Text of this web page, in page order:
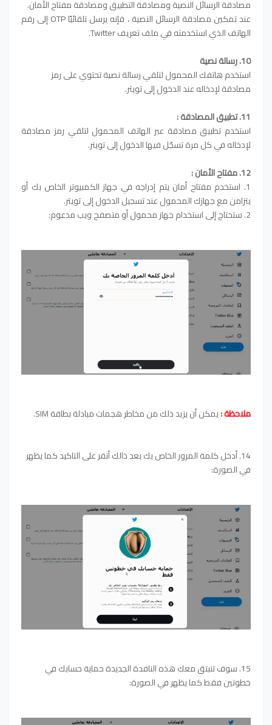
مصادقة الرسائل النصية ومصادقة التطبيق ومصادقة مفتاح الأمان.
عند تمكين مصادقة الرسائل النصية ، فإنه يرسل تلقائيًا OTP إلى رقم
الهاتف الذي استخدمته في ملف تعريف Twitter.
10. رسالة نصية
استخدم هاتفك المحمول لتلقي رسالة نصية تحتوي على رمز
مصادقة لإدخاله عند الدخول إلى تويتر.
11. تطبيق المصادقة :
استخدم تطبيق مصادقة عبر الهاتف المحمول لتلقي رمز مصادقة
لإدخاله في كل مرة تسجّل فيها الدخول إلى تويتر.
12. مفتاح الأمان :
1. استخدم مفتاح أمان يتم إدراجه في جهاز الكمبيوتر الخاص بك أو
يتزامن مع جهازك المحمول عند تسجيل الدخول إلى تويتر.
2. ستحتاج إلى استخدام جهاز محمول أو متصفح ويب مدعوم:
ملاحظة :يمكن أن يزيد ذلك من مخاطر هجمات مبادلة بطاقة SIM.
14. أدخل
كلمة المرور الخاص بك بعد ذالك أنقر على التاكيد كما يظهر
في الصورة:
15. سوف تنبتق معك هذه النافدة الجديدة حماية حسابك في
خطوتين فقطكما يظهر في الصورة: